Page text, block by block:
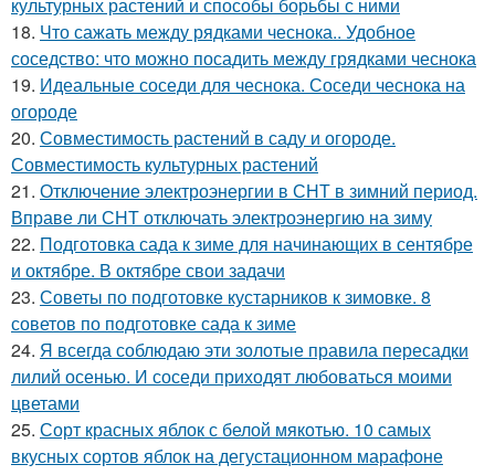
18. Что сажать между рядками чеснока.. Удобное
соседство: что можно посадить между грядками чеснока
19. Идеальные соседи для чеснока. Соседи чеснока на
огороде
20. Совместимость растений в саду и огороде.
Совместимость культурных растений
21. Отключение электроэнергии в СНТ в зимний период.
Вправе ли СНТ отключать электроэнергию на зиму
22. Подготовка сада к зиме для начинающих в сентябре
и октябре. В октябре свои задачи
23. Советы по подготовке кустарников к зимовке. 8
советов по подготовке сада к зиме
24. Я всегда соблюдаю эти золотые правила пересадки
лилий осенью. И соседи приходят любоваться моими
цветами
25. Сорт красных яблок с белой мякотью. 10 самых
вкусных сортов яблок на дегустационном марафоне